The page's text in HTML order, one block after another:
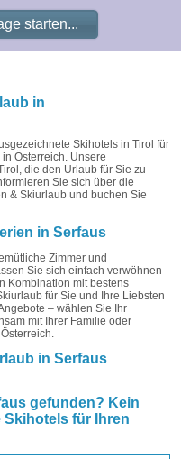
in
Skihotels in Tirol für
Österreich. Unsere
die den Urlaub für Sie zu
Sie sich über die
& Skiurlaub und buchen Sie
in Serfaus
Zimmer und
Sie sich einfach verwöhnen
Kombination mit bestens
für Sie und Ihre Liebsten
– wählen Sie Ihr
mit Ihrer Familie oder
in Serfaus
gefunden? Kein
Skihotels für Ihren